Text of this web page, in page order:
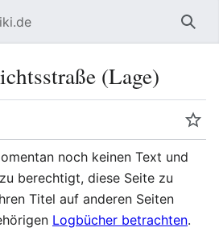
(Lage)
noch keinen Text und
berechtigt, diese Seite zu
Titel auf anderen Seiten
Logbücher betrachten.